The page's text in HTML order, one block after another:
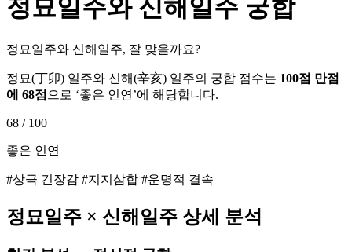
정묘일주와 신해일주 궁합
정묘일주와 신해일주, 잘 맞을까요?
정묘(丁卯) 일주와 신해(辛亥) 일주의 궁합 점수는 100점 만점
에 68점 으로 ‘좋은 인연 ’에 해당합니다.
68 / 100
좋은 인연
#상극 긴장감 #지지삼합 #운명적 결속
정묘일주 × 신해 일주 상세 분석